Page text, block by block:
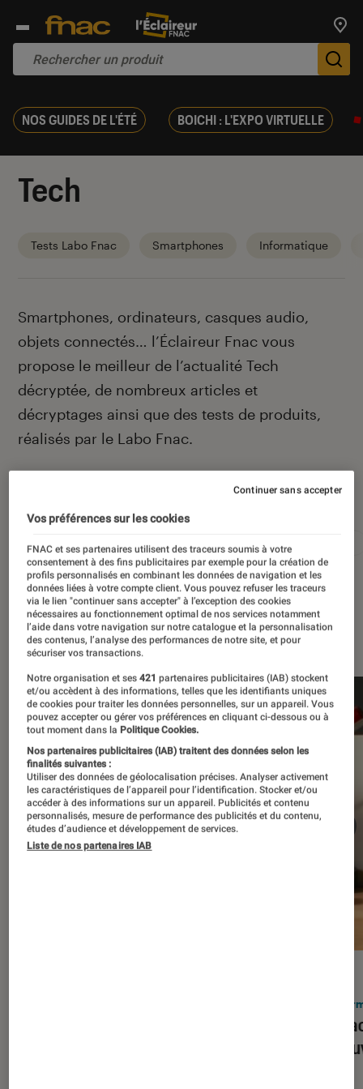
NOS GUIDES DE L'ÉTÉ BOICHI : L'EXPO VIRTUELLE
Tech
Tests Labo Fnac Smartphones Informatique
Introduction
Smartphones, ordinateurs, casques audio,
objets connectés… l’Éclaireur Fnac vous
propose le meilleur de l’actualité Tech
décryptée, de nombreux articles et
décryptages ainsi que des tests de produits,
réalisés par le Labo Fnac.
Apple Intelligence artificielle Android
À la une
Le
Vos préférences sur les cookies
FNAC et ses partenaires utilisent des traceurs soumis à votre
consentement à des fins publicitaires par exemple pour la création de
profils personnalisés en combinant les données de navigation et les
données liées à votre compte client. Vous pouvez refuser les traceurs
via le lien "continuer sans accepter" à l’exception des cookies
nécessaires au fonctionnement optimal de nos services notamment
l’aide dans votre navigation sur notre catalogue et la personnalisation
des contenus, l’analyse des performances de notre site, et pour
sécuriser vos transactions.
Notre organisation et ses421 partenaires publicitaires (IAB) stockent
et/ou accèdent à des informations, telles que les identifiants uniques
de cookies pour traiter les données personnelles, sur un appareil. Vous
pouvez accepter ou gérer vos préférences en cliquant ci-dessous ou à
tout moment dans la Politique Cookies.
Nos partenaires publicitaires (IAB) traitent des données selon les
finalités suivantes :
Utiliser des données de géolocalisation précises. Analyser activement
les caractéristiques de l’appareil pour l’identification. Stocker et/ou
accéder à des informations sur un appareil. Publicités et contenu
personnalisés, mesure de performance des publicités et du contenu,
études d’audience et développement de services.
Liste de nos partenaires IAB
Continuer sans accepter